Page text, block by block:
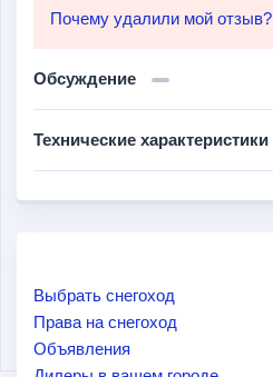
Почему удалили мой отзыв?
Обсуждение
Технические характеристики
Выбрать снегоход
Права на снегоход
Объявления